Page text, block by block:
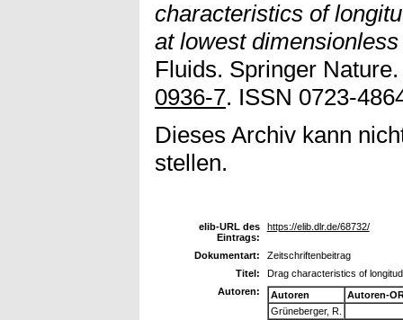
characteristics of
at lowest
Fluids. Springer
0936-7. ISSN 0723-
Dieses Archiv kann
stellen.
elib-URL des
Eintrags:
https://elib.dlr.de/68732/
Dokumentart:
Zeitschriftenbeitrag
Titel:
Drag characteristics of
Autoren:
Autoren
Autoren-
Grüneberger, R.